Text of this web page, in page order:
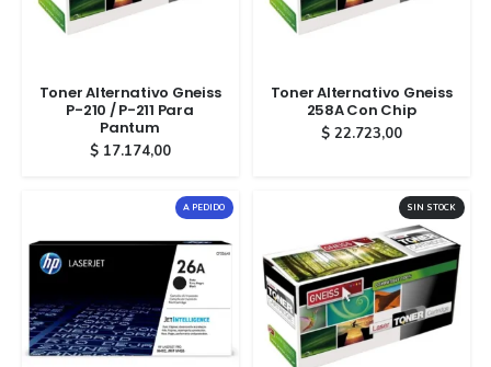
Toner Alternativo Gneiss
P-210 / P-211 Para
Pantum
$17.174,00
Toner Alternativo Gneiss
258A Con Chip
$22.723,00
A PEDIDO SIN STOCK